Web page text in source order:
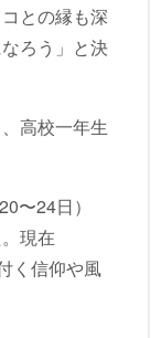
との縁も深
ろう」と決
高校一年生
〜24日）
現在
く信仰や風